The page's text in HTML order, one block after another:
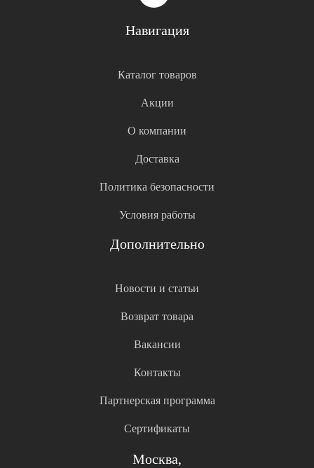
Навигация
Каталог товаров
Акции
О компании
Доставка
Политика безопасности
Условия работы
Дополнительно
Новости и статьи
Возврат товара
Вакансии
Контакты
Партнерская программа
Сертификаты
Москва,